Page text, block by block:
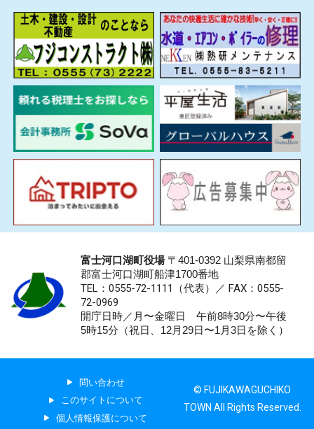
富士河口湖町役場〒401-0392 山梨県南都留
郡富士河口湖町船津1700番地
TEL：0555-72-1111 （代表）／ FAX：0555-
72-0969
開庁日時／月〜金曜日 午前8時30分〜午後
5時15分（祝日、12月29日〜1月3日を除く）
問い合わせ
このサイトについて
個人情報保護について
© FUJIKAWAGUCHIKO
TOWN All Rights Reserved.